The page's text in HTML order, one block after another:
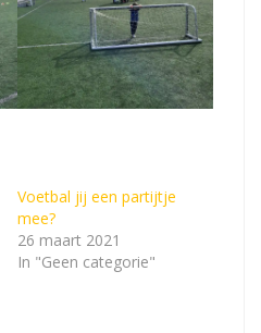
Voetbal jij een partijtje
mee?
26 maart 2021
In "Geen categorie"